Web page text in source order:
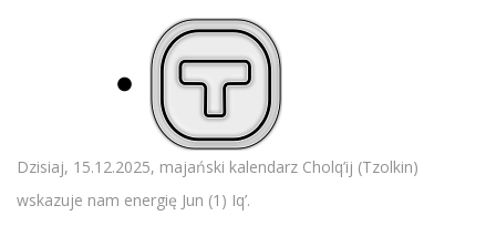
Dzisiaj, 15.12.2025, majański kalendarz Cholq’ij (Tzolkin)
wskazuje nam energię Jun (1) Iq’.